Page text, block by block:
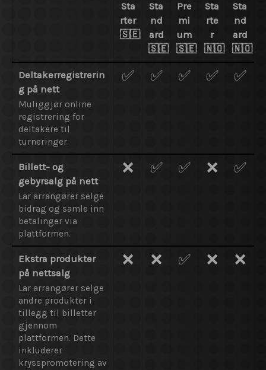
Sta
rter
🇸🇪
Sta
nd
ard
🇸🇪
Pre
mi
um
🇸🇪
Sta
rte
r
🇳🇴
Sta
nd
ard
🇳🇴
Deltakerregistrerin
g på nett
Muliggjør online
registrering for
deltakere til
turneringer.
✅ ✅ ✅ ✅ ✅
Billett- og
gebyrsalg på nett
Lar arrangører selge
bidrag og samle inn
betalinger via
plattformen.
❌ ✅ ✅ ❌ ✅
Ekstra produkter
på nettsalg
Lar arrangører selge
andre produkter i
tillegg til billetter
gjennom
plattformen. Dette
inkluderer
krysspromotering av
❌ ❌ ✅ ❌ ❌